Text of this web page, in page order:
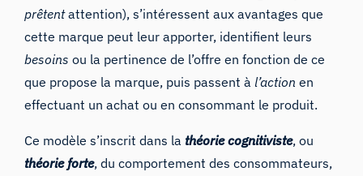
prêtentattention), s’intéressent aux avantages que
cette marque peut leur apporter, identifient leurs
besoins ou la pertinence de l’offre en fonction de ce
que propose la marque, puis passent àl’action en
effectuant un achat ou en consommant le produit.
Ce modèle s’inscrit dans la théorie cognitiviste, ou
théorie forte, du comportement des consommateurs,